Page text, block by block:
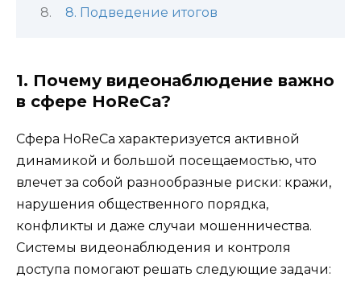
8. Подведение итогов
1. Почему видеонаблюдение важно
в сфере HoReCa?
Сфера HoReCa характеризуется активной
динамикой и большой посещаемостью, что
влечет за собой разнообразные риски: кражи,
нарушения общественного порядка,
конфликты и даже случаи мошенничества.
Системы видеонаблюдения и контроля
доступа помогают решать следующие задачи: